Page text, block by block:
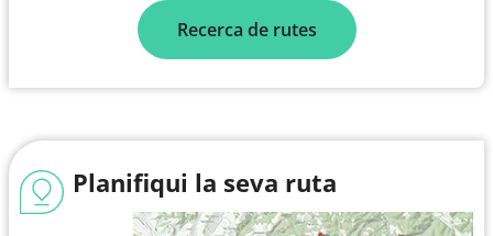
Recerca de rutes
Planifiqui la seva ruta